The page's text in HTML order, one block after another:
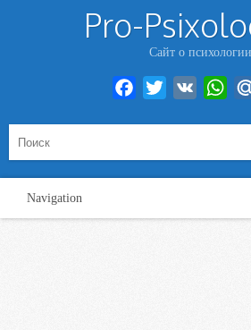
Pro-
Сайт о психологии
Facebook
Twitter VK
Navigation